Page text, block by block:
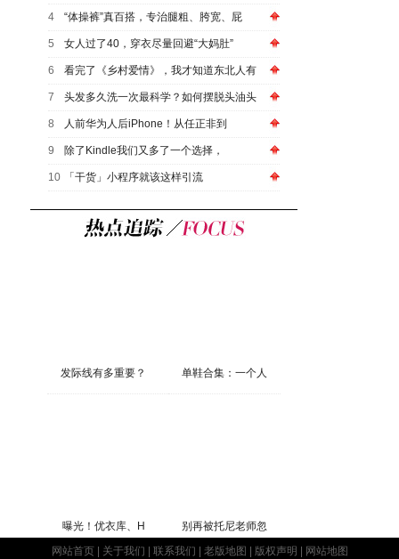
4 “体操裤”真百搭，专治腿粗、胯宽、屁
5 女人过了40，穿衣尽量回避“大妈肚”
6 看完了《乡村爱情》，我才知道东北人有
7 头发多久洗一次最科学？如何摆脱头油头
8 人前华为人后iPhone！从任正非到
9 除了Kindle我们又多了一个选择，
10 「干货」小程序就该这样引流
发际线有多重要？ 单鞋合集：一个人
曝光！优衣库、H
别再被托尼老师忽
网站首页| 关于我们 | 联系我们 | 老版地图 | 版权声明 | 网站地图